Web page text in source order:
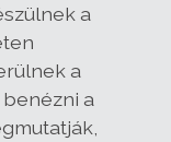
a
a
a